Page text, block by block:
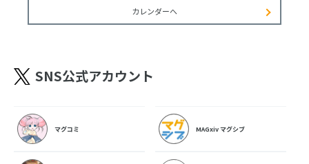
カレンダーへ
SNS公式アカウント
マグコミ MAGxiv マグシブ